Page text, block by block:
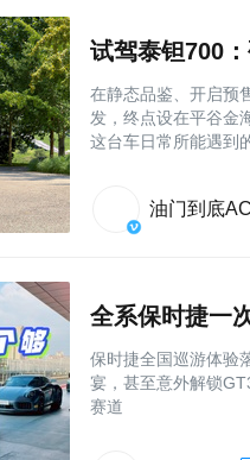
试驾泰钽700
在静态品鉴、开启预
发，终点设在平谷金
这台车日常所能遇到
油门到底
全系保时捷一
保时捷全国巡游体验
宴，甚至意外解锁
赛道